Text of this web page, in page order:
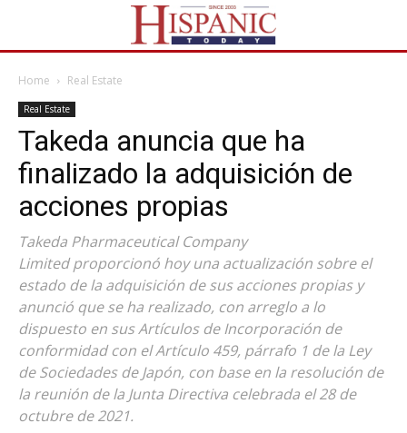
Home Real Estate
Real Estate
Takeda anuncia que ha
finalizado la adquisición de
acciones propias
Takeda Pharmaceutical Company
Limited proporcionó hoy una actualización sobre el
estado de la adquisición de sus acciones propias y
anunció que se ha realizado, con arreglo a lo
dispuesto en sus Artículos de Incorporación de
conformidad con el Artículo 459, párrafo 1 de la Ley
de Sociedades de Japón, con base en la resolución de
la reunión de la Junta Directiva celebrada el 28 de
octubre de 2021.